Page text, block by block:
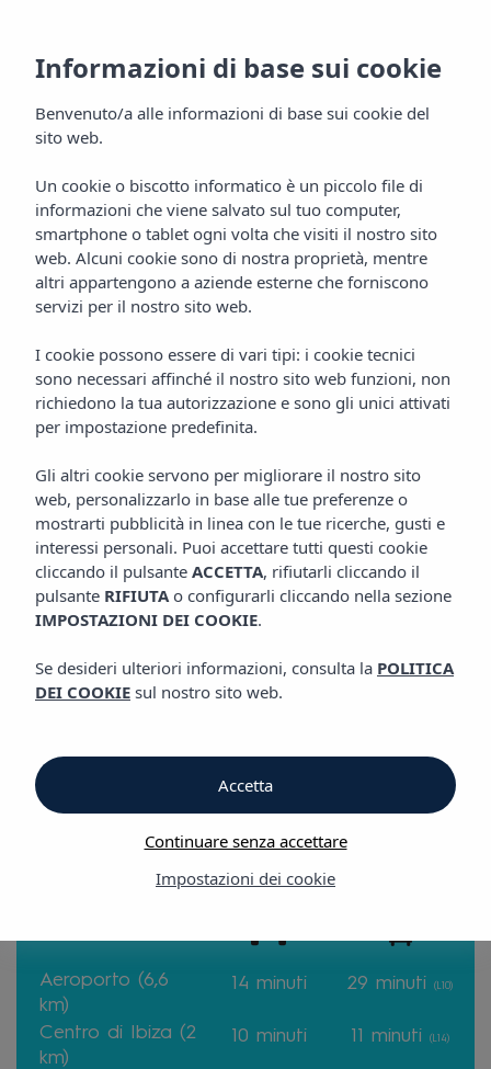
Posizione
Appartamenti Vibra Jabeque
Blue
Home Ibiza
Ibiza Città
Appartamenti Vibra Jabeque Blue
POSIZIONE
Posizione
Posizione
Appartamenti Vibra Jabeque Blue
Distanze degli Appartamenti Vibra Jabeque
Blue ai vari punti d’interesse
Aeroporto (6,6
km)
14 minuti 29 minuti (L10)
Centro di Ibiza (2
km)
10 minuti 11 minuti (L14)
Informazioni di base sui cookie
Benvenuto/a alle informazioni di base sui cookie del
sito web.
Un cookie o biscotto informatico è un piccolo file di
informazioni che viene salvato sul tuo computer,
smartphone o tablet ogni volta che visiti il nostro sito
web. Alcuni cookie sono di nostra proprietà, mentre
altri appartengono a aziende esterne che forniscono
servizi per il nostro sito web.
I cookie possono essere di vari tipi: i cookie tecnici
sono necessari affinché il nostro sito web funzioni, non
richiedono la tua autorizzazione e sono gli unici attivati
per impostazione predefinita.
Gli altri cookie servono per migliorare il nostro sito
web, personalizzarlo in base alle tue preferenze o
mostrarti pubblicità in linea con le tue ricerche, gusti e
interessi personali. Puoi accettare tutti questi cookie
cliccando il pulsante ACCETTA, rifiutarli cliccando il
pulsante RIFIUTAo configurarli cliccando nella sezione
IMPOSTAZIONI DEI COOKIE.
Se desideri ulteriori informazioni, consulta la POLITICA
DEI COOKIE sul nostro sito web.
Impostazioni dei cookie
Continuare senza accettare
Accetta